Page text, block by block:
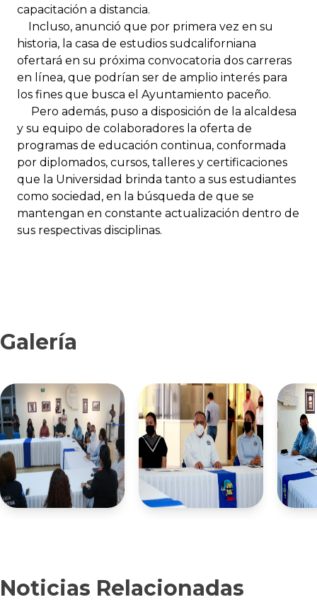
capacitación a distancia.
Incluso, anunció que por primera vez en su
historia, la casa de estudios sudcaliforniana
ofertará en su próxima convocatoria dos carreras
en línea, que podrían ser de amplio interés para
los fines que busca el Ayuntamiento paceño.
Pero además, puso a disposición de la alcaldesa
y su equipo de colaboradores la oferta de
programas de educación continua, conformada
por diplomados, cursos, talleres y certificaciones
que la Universidad brinda tanto a sus estudiantes
como sociedad, en la búsqueda de que se
mantengan en constante actualización dentro de
sus respectivas disciplinas.
Galería
Noticias Relacionadas